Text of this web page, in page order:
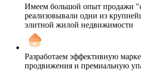
Имеем большой опыт продажи
реализовывали одни из
элитной жилой недвижимости
Разработаем эффективную
продвижения и премиальную